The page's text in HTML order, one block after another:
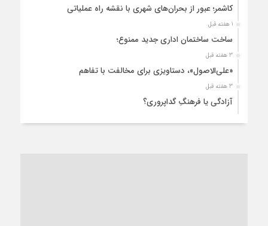
کاشمر؛ عبور از بحران‌های شهری با نقشه راه عملیاتی
1 هفته قبل
ساخت ساختمان اداری جدید ممنوع؛
3 هفته قبل
«علی‌الاصول»، دستاویزی برای مخالفت با تفاهم
3 هفته قبل
آزادگی یا فرهنگِ گداپروری؟